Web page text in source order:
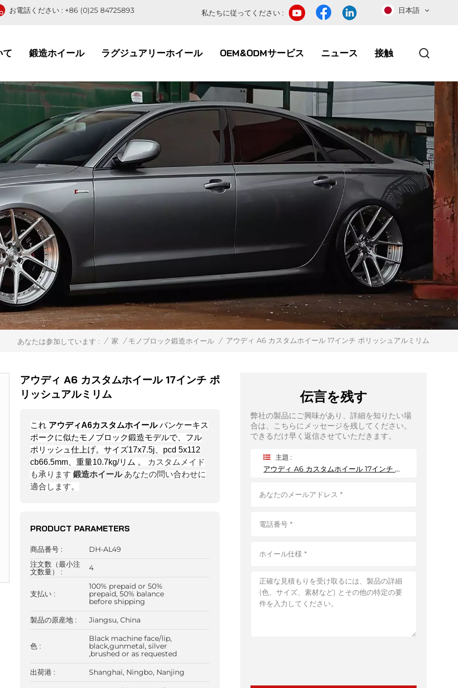
お電話ください : +86 (0)25 84725893 日本語
私たちに従ってください :
て 鍛造ホイール ラグジュアリーホイール OEM&ODMサービス ニュース 接触
あなたは参加しています : / 家 / モノブロック鍛造ホイール / アウディ A6 カスタムホイール 17インチ ポリッシュアルミリム
アウディ A6 カスタムホイール 17インチ ポ
リッシュアルミリム
これ アウディA6カスタムホイールパンケーキス
ポークに似たモノブロック鍛造モデルで、フル
ポリッシュ仕上げ。サイズ17x7.5j、pcd 5x112
cb66.5mm、重量10.7kg/リム 。
カスタムメイド
も承ります 鍛造ホイール あなたの問い合わせに
適合します。
PRODUCT PARAMETERS
商品番号 :
DH-AL49
注文数（最小注
文数量） :
4
支払い :
100% prepaid or 50%
prepaid, 50% balance
before shipping
製品の原産地 :
Jiangsu, China
色 :
Black machine face/lip,
black,gunmetal, silver
,brushed or as requested
出荷港 :
Shanghai, Ningbo, Nanjing
伝言を残す
弊社の製品にご興味があり、詳細を知りたい場
合は、こちらにメッセージを残してください。
できるだけ早く返信させていただきます。
主題 :
アウディ A6 カスタムホイール 17インチ ポリッシュアルミリム